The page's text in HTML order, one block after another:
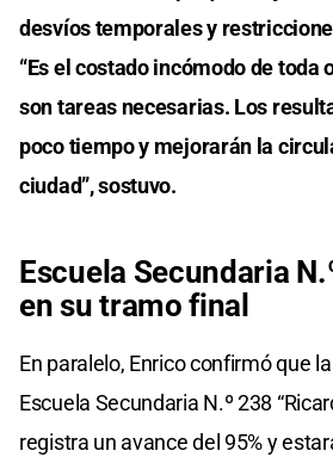
desvíos temporales y
“Es el costado incómodo de toda
son tareas necesarias. Los
poco tiempo y mejorarán la
ciudad”, sostuvo.
Escuela Secundaria
en su tramo final
En paralelo, Enrico confirmó que
Escuela Secundaria N.º 238
registra un avance del 95% y